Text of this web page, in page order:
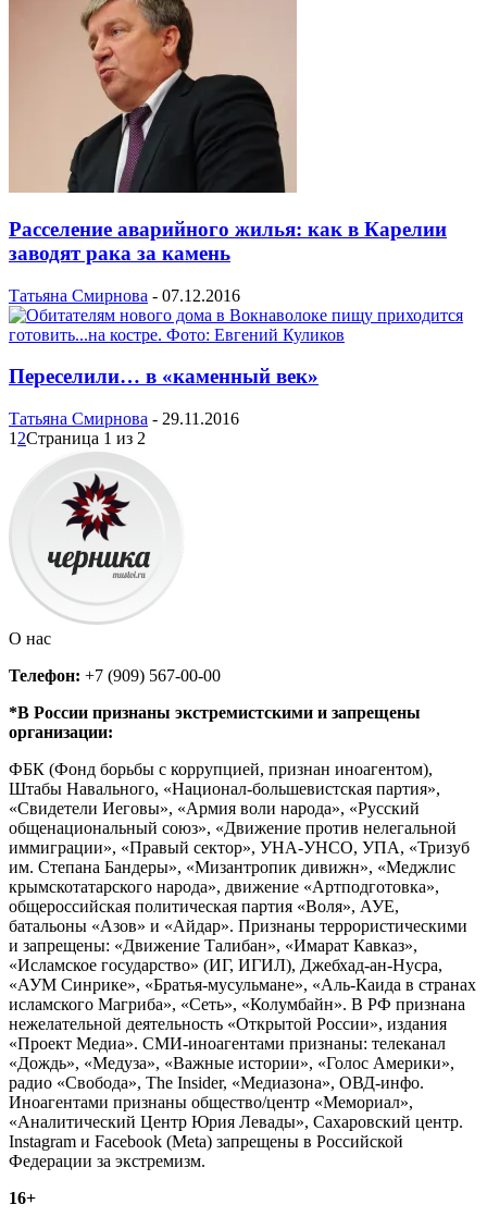
Расселение аварийного жилья: как в Карелии
заводят рака за камень
Татьяна Смирнова - 07.12.2016
Переселили… в «каменный век»
Татьяна Смирнова - 29.11.2016
1 2Страница 1 из 2
О нас
Телефон: +7 (909) 567-00-00
*В России признаны экстремистскими и запрещены
организации:
ФБК (Фонд борьбы с коррупцией, признан иноагентом),
Штабы Навального, «Национал-большевистская партия»,
«Свидетели Иеговы», «Армия воли народа», «Русский
общенациональный союз», «Движение против нелегальной
иммиграции», «Правый сектор», УНА-УНСО, УПА, «Тризуб
им. Степана Бандеры», «Мизантропик дивижн», «Меджлис
крымскотатарского народа», движение «Артподготовка»,
общероссийская политическая партия «Воля», АУЕ,
батальоны «Азов» и «Айдар». Признаны террористическими
и запрещены: «Движение Талибан», «Имарат Кавказ»,
«Исламское государство» (ИГ, ИГИЛ), Джебхад-ан-Нусра,
«АУМ Синрике», «Братья-мусульмане», «Аль-Каида в странах
исламского Магриба», «Сеть», «Колумбайн». В РФ признана
нежелательной деятельность «Открытой России», издания
«Проект Медиа». СМИ-иноагентами признаны: телеканал
«Дождь», «Медуза», «Важные истории», «Голос Америки»,
радио «Свобода», The Insider, «Медиазона», ОВД-инфо.
Иноагентами признаны общество/центр «Мемориал»,
«Аналитический Центр Юрия Левады», Сахаровский центр.
Instagram и Facebook (Metа) запрещены в Российской
Федерации за экстремизм.
16+